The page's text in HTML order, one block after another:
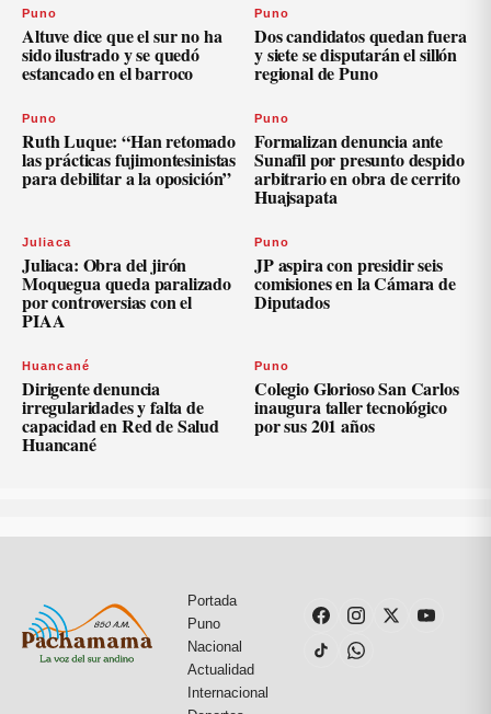
Puno
Altuve dice que el sur no ha
sido ilustrado y se quedó
estancado en el barroco
Puno
Dos candidatos quedan fuera
y siete se disputarán el sillón
regional de Puno
Puno
Ruth Luque: “Han retomado
las prácticas fujimontesinistas
para debilitar a la oposición”
Puno
Formalizan denuncia ante
Sunafil por presunto despido
arbitrario en obra de cerrito
Huajsapata
Juliaca
Juliaca: Obra del jirón
Moquegua queda paralizado
por controversias con el
PIAA
Puno
JP aspira con presidir seis
comisiones en la Cámara de
Diputados
Huancané
Dirigente denuncia
irregularidades y falta de
capacidad en Red de Salud
Huancané
Puno
Colegio Glorioso San Carlos
inaugura taller tecnológico
por sus 201 años
Portada
Puno
Nacional
Actualidad
Internacional